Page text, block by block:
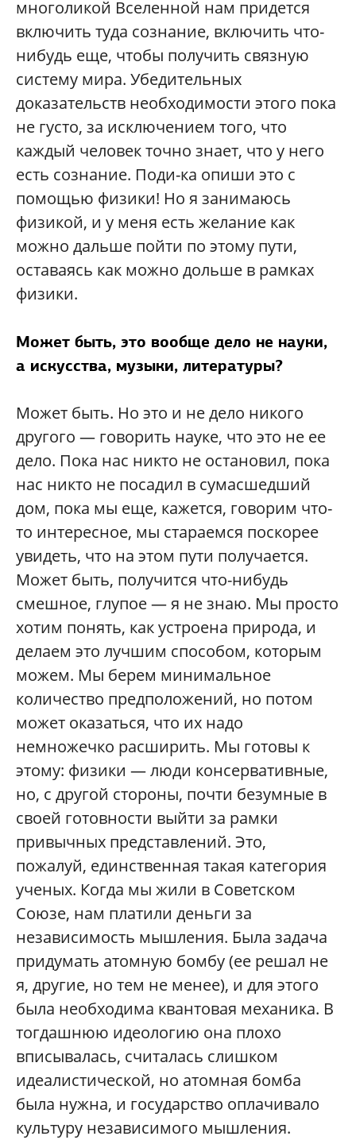
многоликой Вселенной нам придется
включить туда сознание, включить что-
нибудь еще, чтобы получить связную
систему мира. Убедительных
доказательств необходимости этого пока
не густо, за исключением того, что
каждый человек точно знает, что у него
есть сознание. Поди-ка опиши это с
помощью физики! Но я занимаюсь
физикой, и у меня есть желание как
можно дальше пойти по этому пути,
оставаясь как можно дольше в рамках
физики.
Может быть, это вообще дело не науки,
а искусства, музыки, литературы?
Может быть. Но это и не дело никого
другого — говорить науке, что это не ее
дело. Пока нас никто не остановил, пока
нас никто не посадил в сумасшедший
дом, пока мы еще, кажется, говорим что-
то интересное, мы стараемся поскорее
увидеть, что на этом пути получается.
Может быть, получится что-нибудь
смешное, глупое — я не знаю. Мы просто
хотим понять, как устроена природа, и
делаем это лучшим способом, которым
можем. Мы берем минимальное
количество предположений, но потом
может оказаться, что их надо
немножечко расширить. Мы готовы к
этому: физики — люди консервативные,
но, с другой стороны, почти безумные в
своей готовности выйти за рамки
привычных представлений. Это,
пожалуй, единственная такая категория
ученых. Когда мы жили в Советском
Союзе, нам платили деньги за
независимость мышления. Была задача
придумать атомную бомбу (ее решал не
я, другие, но тем не менее), и для этого
была необходима квантовая механика. В
тогдашнюю идеологию она плохо
вписывалась, считалась слишком
идеалистической, но атомная бомба
была нужна, и государство оплачивало
культуру независимого мышления.